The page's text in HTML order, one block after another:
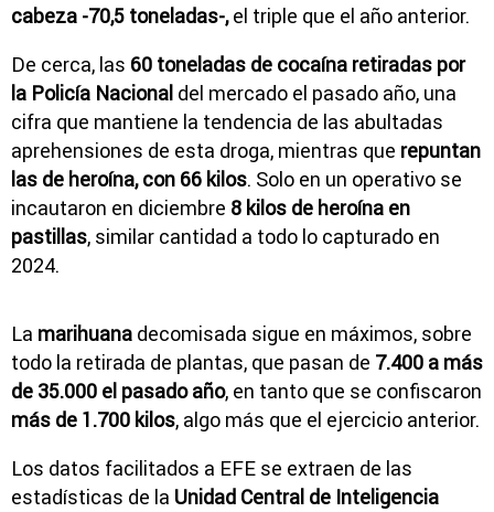
cabeza -70,5 toneladas-,el triple que el año anterior.
De cerca, las 60 toneladas de cocaína retiradas por
la Policía Nacional del mercado el pasado año, una
cifra que mantiene la tendencia de las abultadas
aprehensiones de esta droga, mientras que repuntan
las de heroína, con 66 kilos. Solo en un operativo se
incautaron en diciembre 8 kilos de heroína en
pastillas, similar cantidad a todo lo capturado en
2024.
La marihuana decomisada sigue en máximos, sobre
todo la retirada de plantas, que pasan de 7.400 a más
de 35.000 el pasado año, en tanto que se confiscaron
más de 1.700 kilos, algo más que el ejercicio anterior.
Los datos facilitados a EFE se extraen de las
estadísticas de la Unidad Central de Inteligencia